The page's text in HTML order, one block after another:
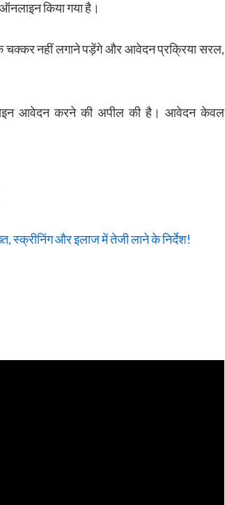
किया गया है।
के चक्कर नहीं लगाने पड़ेंगे और आवेदन प्रक्रिया सरल,
आवेदन करने की अपील की है। आवेदन केवल
स्क्रीनिंग और इलाज में तेजी लाने के निर्देश!